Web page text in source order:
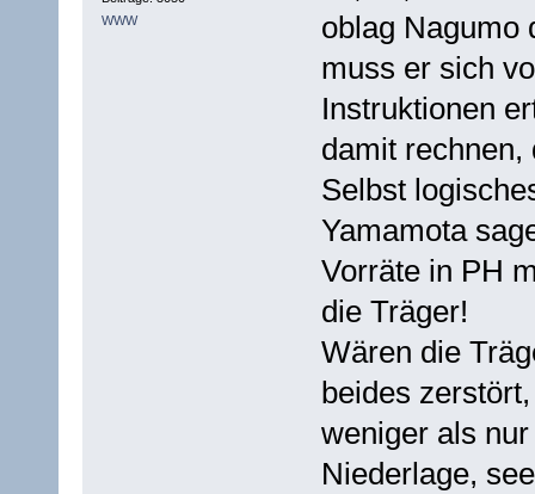
WWW
oblag Nagumo
muss er sich
Instruktionen
damit rechnen,
Selbst
Yamamota
Vorräte in PH
die Träger!
Wären die
beides
weniger als
Niederlage,